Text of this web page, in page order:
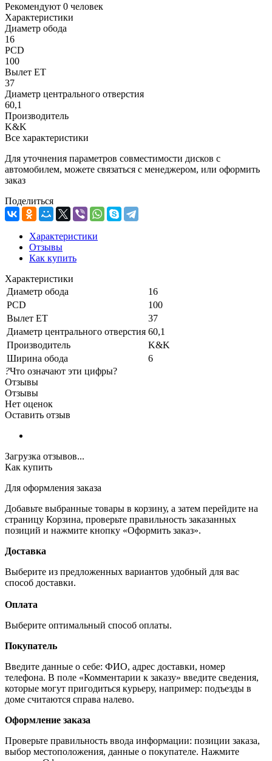
Рекомендуют 0 человек
Характеристики
Диаметр обода
16
PCD
100
Вылет ET
37
Диаметр центрального отверстия
60,1
Производитель
K&K
Все характеристики
Для уточнения параметров совместимости дисков с
автомобилем, можете связаться с менеджером, или оформить
заказ
Поделиться
Характеристики
Отзывы
Как купить
Характеристики
Диаметр обода
16
PCD
100
Вылет ET
37
Диаметр центрального отверстия 60,1
Производитель
K&K
Ширина обода
6
?Что означают эти цифры?
Отзывы
Отзывы
Нет оценок
Оставить отзыв
Загрузка отзывов...
Как купить
Для оформления заказа
Добавьте выбранные товары в корзину, а затем перейдите на
страницу Корзина, проверьте правильность заказанных
позиций и нажмите кнопку «Оформить заказ».
Доставка
Выберите из предложенных вариантов удобный для вас
способ доставки.
Оплата
Выберите оптимальный способ оплаты.
Покупатель
Введите данные о себе: ФИО, адрес доставки, номер
телефона. В поле «Комментарии к заказу» введите сведения,
которые могут пригодиться курьеру, например: подъезды в
доме считаются справа налево.
Оформление заказа
Проверьте правильность ввода информации: позиции заказа,
выбор местоположения, данные о покупателе. Нажмите